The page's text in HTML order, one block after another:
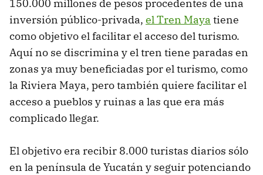
150.000 millones de pesos procedentes de una
inversión público-privada, el Tren Maya tiene
como objetivo el facilitar el acceso del turismo.
Aquí no se discrimina y el tren tiene paradas en
zonas ya muy beneficiadas por el turismo, como
la Riviera Maya, pero también quiere facilitar el
acceso a pueblos y ruinas a las que era más
complicado llegar.
El objetivo era recibir 8.000 turistas diarios sólo
en la península de Yucatán y seguir potenciando